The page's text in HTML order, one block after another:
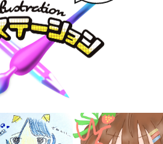
いろんな動画が
見られる